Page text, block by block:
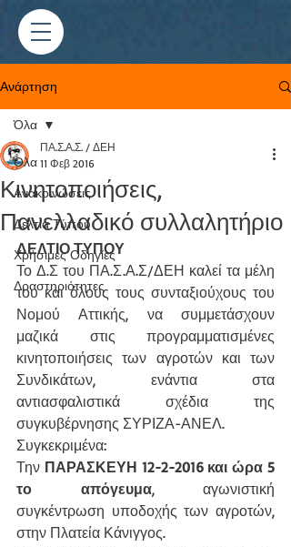
Ανάρτηση
Όλα
Ανακοινώσεις
Δελτία Τύπου
Χρήσιμες Οδηγίες
Δραστηριότητες
Όλα
Κινητοποιήσεις,
Πανελλαδικό συλλαλητήριο
ΠΑ.Σ.Α.Σ. / ΔΕΗ
11 Φεβ 2016
ΔΕΛΤΙΟ ΤΥΠΟΥ
Το Δ.Σ του ΠΑ.Σ.Α.Σ/ΔΕΗ καλεί τα μέλη
του και όλους τους συνταξιούχους του
Νομού Αττικής, να συμμετάσχουν
μαζικά στις προγραμματισμένες
κινητοποιήσεις των αγροτών και των
Συνδικάτων, ενάντια στα
αντιασφαλιστικά σχέδια της
συγκυβέρνησης ΣΥΡΙΖΑ-ΑΝΕΛ.
Συγκεκριμένα:
Την ΠΑΡΑΣΚΕΥΗ 12-2-2016 και ώρα 5
το απόγευμα, αγωνιστική
συγκέντρωση υποδοχής των αγροτών,
στην Πλατεία Κάνιγγος.